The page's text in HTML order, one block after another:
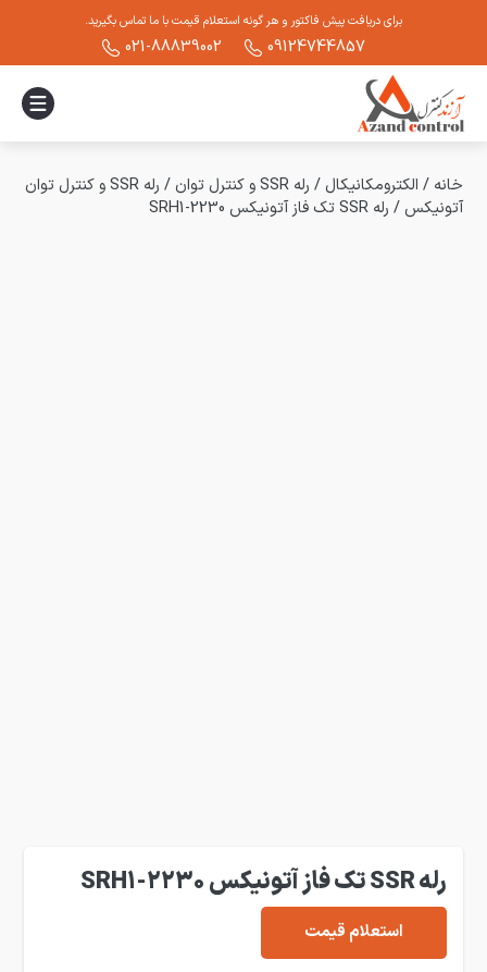
برای دریافت پیش فاکتور و هر گونه استعلام قیمت با ما تماس بگیرید.
09124744857
021-88839002
خانه / الکترومکانیکال / رله SSR و کنترل توان /
رله SSR و کنترل توان
آتونیکس / رله SSR تک فاز آتونیکس SRH1-2230
رله SSR تک فاز آتونیکس SRH1-2230
استعلام قیمت